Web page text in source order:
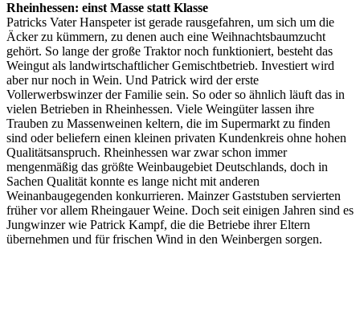
Rheinhessen: einst Masse statt Klasse
Patricks Vater Hanspeter ist gerade rausgefahren, um sich um die
Äcker zu kümmern, zu denen auch eine Weihnachtsbaumzucht
gehört. So lange der große Traktor noch funktioniert, besteht das
Weingut als landwirtschaftlicher Gemischtbetrieb. Investiert wird
aber nur noch in Wein. Und Patrick wird der erste
Vollerwerbswinzer der Familie sein. So oder so ähnlich läuft das in
vielen Betrieben in Rheinhessen. Viele Weingüter lassen ihre
Trauben zu Massenweinen keltern, die im Supermarkt zu finden
sind oder beliefern einen kleinen privaten Kundenkreis ohne hohen
Qualitätsanspruch. Rheinhessen war zwar schon immer
mengenmäßig das größte Weinbaugebiet Deutschlands, doch in
Sachen Qualität konnte es lange nicht mit anderen
Weinanbaugegenden konkurrieren. Mainzer Gaststuben servierten
früher vor allem Rheingauer Weine. Doch seit einigen Jahren sind es
Jungwinzer wie Patrick Kampf, die die Betriebe ihrer Eltern
übernehmen und für frischen Wind in den Weinbergen sorgen.